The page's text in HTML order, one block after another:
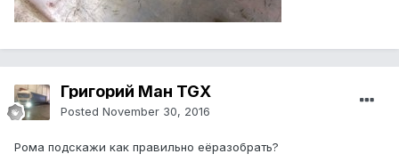
Григорий Ман TGX
Posted November 30, 2016
Рома подскажи как правильно еёразобрать?